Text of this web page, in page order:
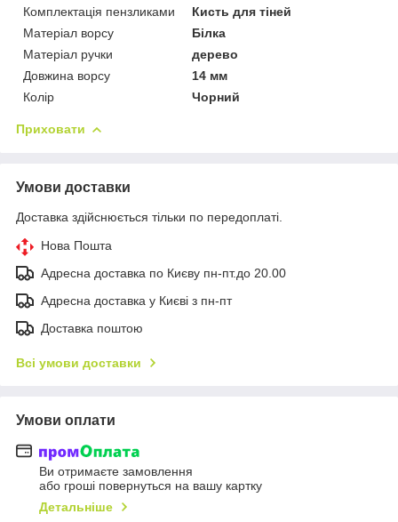
Комплектація пензликами
Кисть для тіней
Матеріал ворсу
Білка
Матеріал ручки
дерево
Довжина ворсу
14 мм
Колір
Чорний
Приховати
Умови доставки
Доставка здійснюється тільки по передоплаті.
Нова Пошта
Адресна доставка по Києву пн-пт.до 20.00
Адресна доставка у Києві з пн-пт
Доставка поштою
Всі умови доставки
Умови оплати
Ви отримаєте замовлення
або гроші повернуться на вашу картку
Детальніше